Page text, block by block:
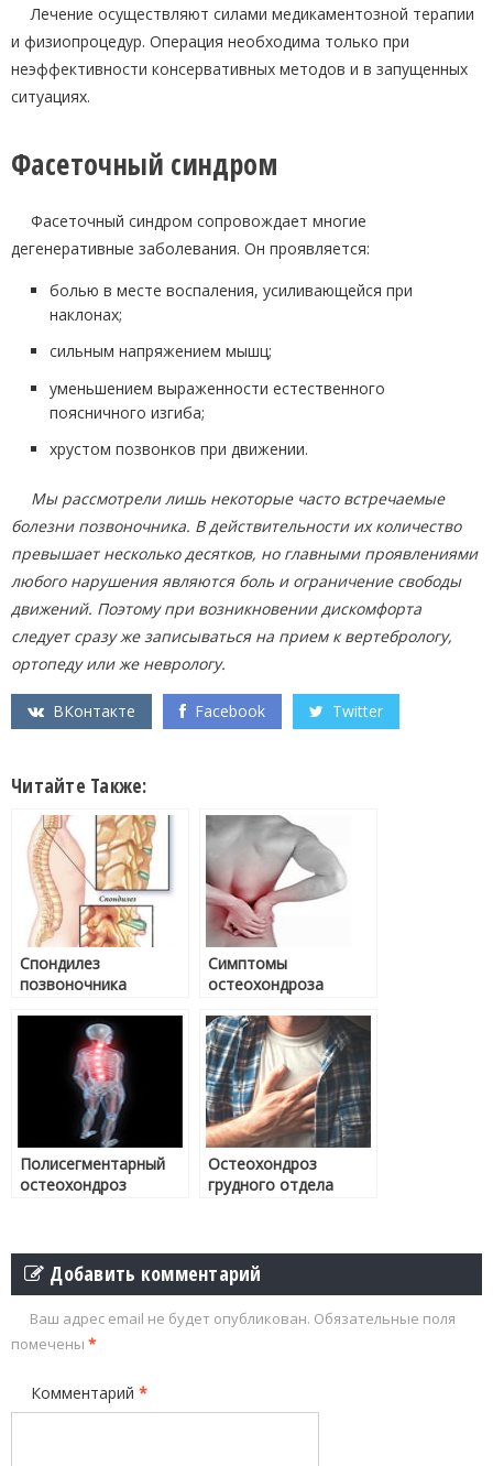
Лечение осуществляют силами медикаментозной терапии
и физиопроцедур. Операция необходима только при
неэффективности консервативных методов и в запущенных
ситуациях.
Фасеточный синдром
Фасеточный синдром сопровождает многие
дегенеративные заболевания. Он проявляется:
болью в месте воспаления, усиливающейся при
наклонах;
сильным напряжением мышц;
уменьшением выраженности естественного
поясничного изгиба;
хрустом позвонков при движении.
Мы рассмотрели лишь некоторые часто встречаемые
болезни позвоночника. В действительности их количество
превышает несколько десятков, но главными проявлениями
любого нарушения являются боль и ограничение свободы
движений. Поэтому при возникновении дискомфорта
следует сразу же записываться на прием к вертебрологу,
ортопеду или же неврологу.
ВКонтакте Facebook Twitter
Читайте Также:
Спондилез
позвоночника
Симптомы
остеохондроза
позвоночника
Полисегментарный
остеохондроз
Остеохондроз
грудного отдела
Добавить комментарий
Ваш адрес email не будет опубликован. Обязательные поля
помечены *
Комментарий*